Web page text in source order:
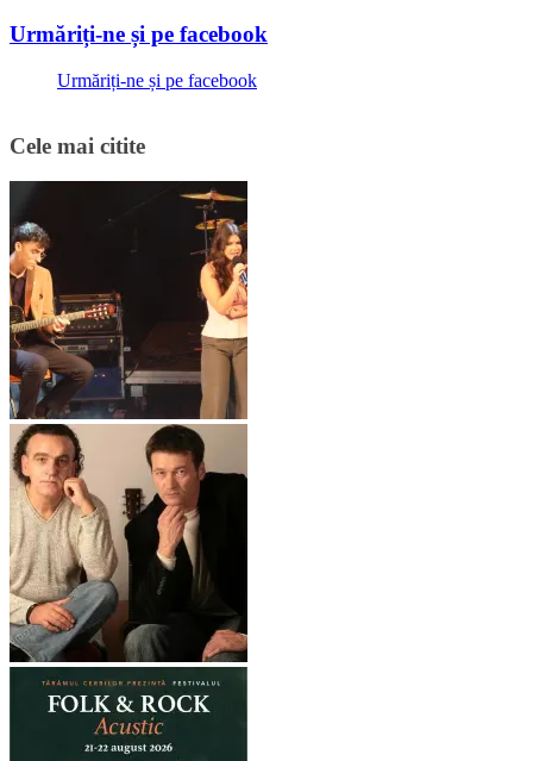
Urmăriți-ne și pe facebook
Urmăriți-ne și pe facebook
Cele mai citite